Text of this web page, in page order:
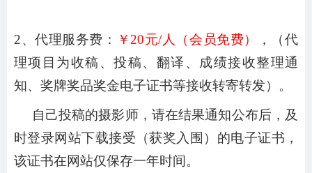
2、代理服务费： ￥20元/人（会员免费）
，（代
理项目为收稿、投稿、翻译、成绩接收整理通
知、奖牌奖品奖金电子证书等接收转寄转发）。
自己投稿的摄影师，请在结果通知公布后，及
时登录网站下载接受（获奖入围）的电子证书，
该证书在网站仅保存一年时间。